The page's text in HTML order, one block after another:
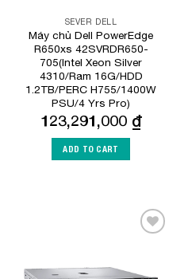
SEVER DELL
Máy chủ Dell PowerEdge
R650xs 42SVRDR650-
705(Intel Xeon Silver
4310/Ram 16G/HDD
1.2TB/PERC H755/1400W
PSU/4 Yrs Pro)
123,291,000 ₫
ADD TO CART